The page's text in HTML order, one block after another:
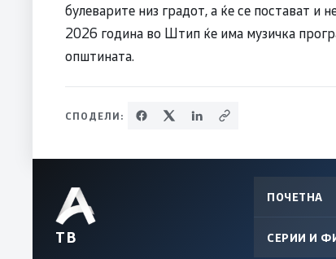
булеварите низ градот, а ќе се постават и
2026 година во Штип ќе има музичка
општината.
СПОДЕЛИ:
ТВ
ПОЧЕТНА
СЕРИИ И